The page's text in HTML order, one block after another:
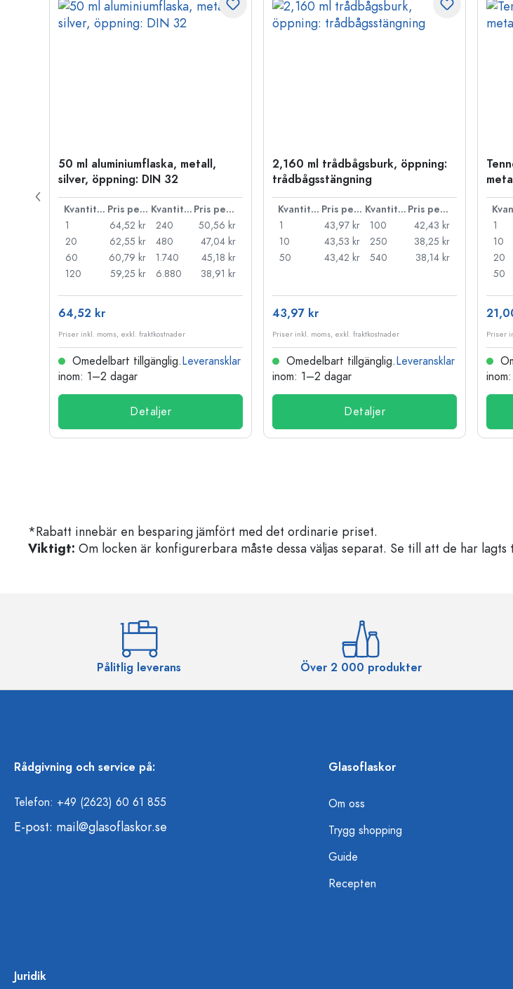
50 ml aluminiumflaska, metall,
silver, öppning: DIN 32
Kvantitet Pris per styck Kvantitet
Pris per styck
1
64,52 kr
20
62,55 kr
60
60,79 kr
120
59,25 kr
240
50,56 kr
480
47,04 kr
1.740
45,18 kr
6.880
38,91 kr
64,52 kr
Priser inkl. moms, exkl. fraktkostnader
Omedelbart tillgänglig.Leveransklar
inom: 1–2 dagar
Detaljer
2,160 ml trådbågsburk, öppning:
trådbågsstängning
Kvantitet Pris per styck Kvantitet
Pris per styck
1
43,97 kr
10
43,53 kr
50
43,42 kr
100
42,43 kr
250
38,25 kr
540
38,14 kr
43,97 kr
Priser inkl. moms, exkl. fraktkostnader
Omedelbart tillgänglig.Leveransklar
inom: 1–2 dagar
Detaljer
1
10
20
50
Priser
*Rabatt innebär en besparing jämfört med det ordinarie priset.
Viktigt: Om locken är konfigurerbara måste dessa väljas separat. Se till att de har
Pålitlig leverans Över 2 000 produkter
Rådgivning och service på:
Telefon: +49 (2623) 60 61 855
E-post: mail@glasoflaskor.se
Glasoflaskor
Om oss
Trygg shopping
Guide
Recepten
Juridik